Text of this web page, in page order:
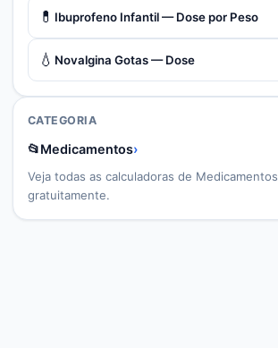
💊 Ibuprofeno Infantil — Dose por Peso
💧 Novalgina Gotas — Dose
CATEGORIA
📂Medicamentos›
Veja todas as calculadoras de Medicamentos
gratuitamente.